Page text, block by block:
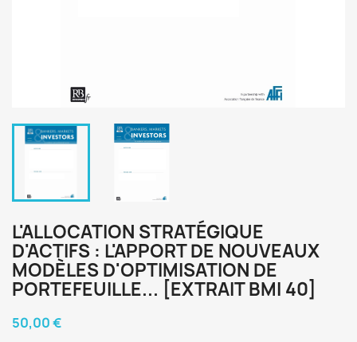
L'ALLOCATION STRATÉGIQUE
D'ACTIFS : L'APPORT DE NOUVEAUX
MODÈLES D'OPTIMISATION DE
PORTEFEUILLE... [EXTRAIT BMI 40]
50,00 €